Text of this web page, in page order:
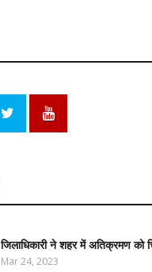
जिलाधिकारी ने शहर में अतिक्रमण को
Mar 24, 2023